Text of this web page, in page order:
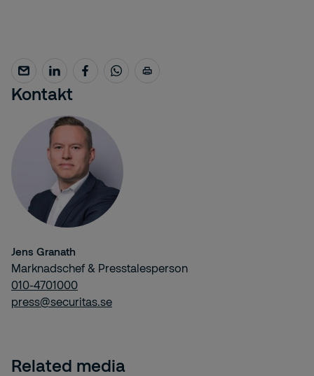
Kontakt
Jens Granath
Marknadschef & Presstalesperson
010-4701000
press@securitas.se
Related media